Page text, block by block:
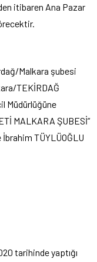
itibaren Ana Pazar
Malkara şubesi
TEKİRDAĞ
Müdürlüğüne
MALKARA ŞUBESİ”
TÜYLÜOĞLU
tarihinde yaptığı